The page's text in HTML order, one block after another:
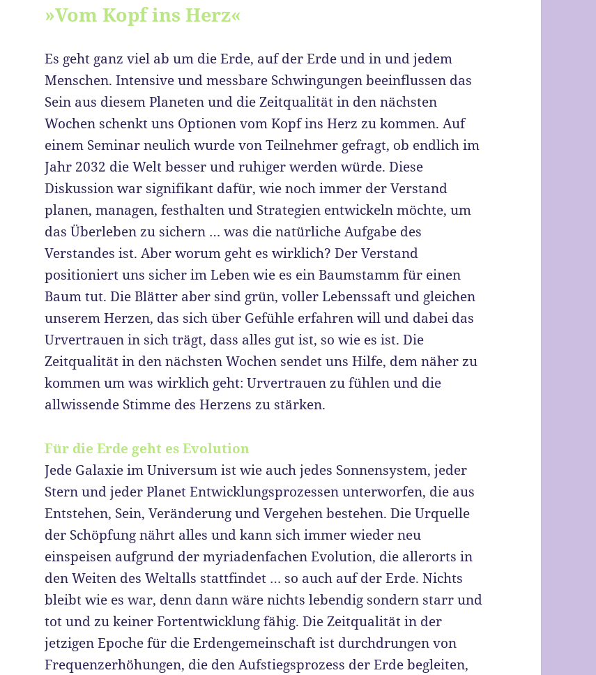
»Vom Kopf ins Herz«
Es geht ganz viel ab um die Erde, auf der Erde und in und jedem
Menschen. Intensive und messbare Schwingungen beeinflussen das
Sein aus diesem Planeten und die Zeitqualität in den nächsten
Wochen schenkt uns Optionen vom Kopf ins Herz zu kommen. Auf
einem Seminar neulich wurde von Teilnehmer gefragt, ob endlich im
Jahr 2032 die Welt besser und ruhiger werden würde. Diese
Diskussion war signifikant dafür, wie noch immer der Verstand
planen, managen, festhalten und Strategien entwickeln möchte, um
das Überleben zu sichern … was die natürliche Aufgabe des
Verstandes ist. Aber worum geht es wirklich? Der Verstand
positioniert uns sicher im Leben wie es ein Baumstamm für einen
Baum tut. Die Blätter aber sind grün, voller Lebenssaft und gleichen
unserem Herzen, das sich über Gefühle erfahren will und dabei das
Urvertrauen in sich trägt, dass alles gut ist, so wie es ist. Die
Zeitqualität in den nächsten Wochen sendet uns Hilfe, dem näher zu
kommen um was wirklich geht: Urvertrauen zu fühlen und die
allwissende Stimme des Herzens zu stärken.
Für die Erde geht es Evolution
Jede Galaxie im Universum ist wie auch jedes Sonnensystem, jeder
Stern und jeder Planet Entwicklungsprozessen unterworfen, die aus
Entstehen, Sein, Veränderung und Vergehen bestehen. Die Urquelle
der Schöpfung nährt alles und kann sich immer wieder neu
einspeisen aufgrund der myriadenfachen Evolution, die allerorts in
den Weiten des Weltalls stattfindet … so auch auf der Erde. Nichts
bleibt wie es war, denn dann wäre nichts lebendig sondern starr und
tot und zu keiner Fortentwicklung fähig. Die Zeitqualität in der
jetzigen Epoche für die Erdengemeinschaft ist durchdrungen von
Frequenzerhöhungen, die den Aufstiegsprozess der Erde begleiten,